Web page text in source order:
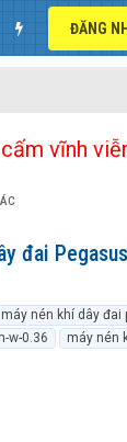
vĩnh
đai
máy nén khí dây đai
w-0.36
máy nén